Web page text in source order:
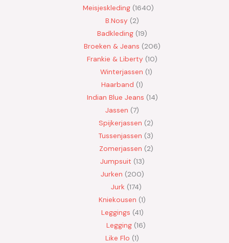
Meisjeskleding 1640
B.Nosy
2
Badkleding 19
Broeken & Jeans
206
Frankie & Liberty 10
Winterjassen 1
Haarband 1
Indian Blue Jeans 14
Jassen 7
Spijkerjassen
2
Tussenjassen
3
Zomerjassen 2
Jumpsuit 13
Jurken 200
Jurk 174
Kniekousen 1
Leggings 41
Legging 16
Like Flo 1